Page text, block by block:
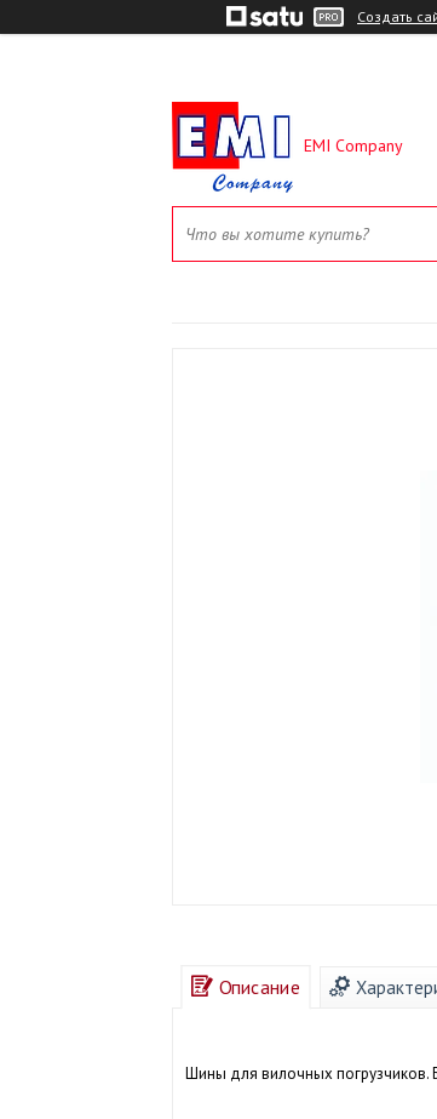
Создать
EMI Company
Описание
Шины для вилочных погрузчиков.